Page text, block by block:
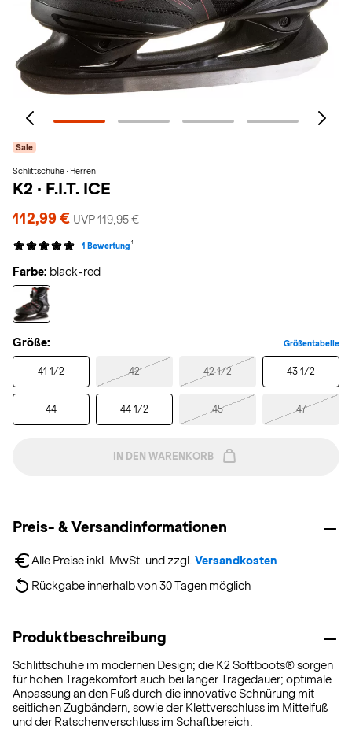
Sale
Schlittschuhe · Herren
K2 · F.I.T. ICE
112,99 € UVP 119,95 €
1 Bewertung 1
Farbe: black-red
Größe: Größentabelle
41 1/2 42 42 1/2 43 1/2
44 44 1/2 45 47
IN DEN WARENKORB
Preis- & Versandinformationen
Alle Preise inkl. MwSt. und zzgl. Versandkosten
Rückgabe innerhalb von 30 Tagen möglich
Produktbeschreibung
Schlittschuhe im modernen Design; die K2 Softboots® sorgen
für hohen Tragekomfort auch bei langer Tragedauer; optimale
Anpassung an den Fuß durch die innovative Schnürung mit
seitlichen Zugbändern, sowie der Klettverschluss im Mittelfuß
und der Ratschenverschluss im Schaftbereich.